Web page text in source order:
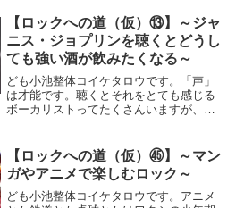
ビートルズと同じではあるんですが、ワ
タシはこの両バンドについ...
【ロックへの道（仮）⑬】～ジャ
ニス・ジョプリンを聴くとどうし
ても強い酒が飲みたくなる～
ども小池整体コイケタロウです。「声」
は才能です。聴くとそれをとても感じる
ボーカリストってたくさんいますが、そ
うのがジャニス・ジョプリンなんですけ
ど、皆さんはどうなの...
【ロックへの道（仮）㊺】～マン
ガやアニメで楽しむロック～
ども小池整体コイケタロウです。アニメ